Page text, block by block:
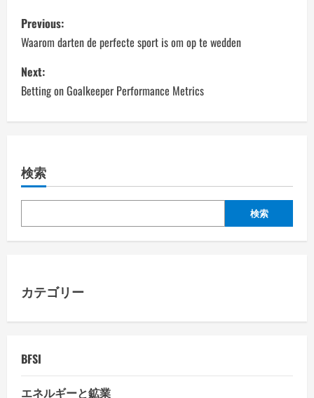
P
o
s
t
a
v
i
a
o
Previous:
Waarom darten de perfecte sport is om op te wedden
Next:
Betting on Goalkeeper Performance Metrics
検索
検索
カテゴリー
BFSI
エネルギーと鉱業